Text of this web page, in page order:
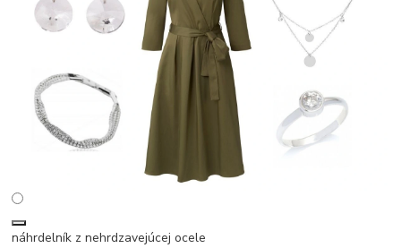
náhrdelník z nehrdzavejúcej ocele